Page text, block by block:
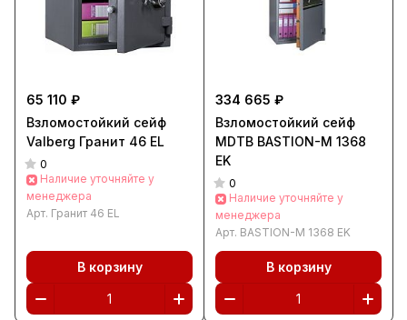
65 110 ₽
Взломостойкий сейф
Valberg Гранит 46 EL
0
Наличие уточняйте у
менеджера
Арт. Гранит 46 EL
В корзину
334 665 ₽
Взломостойкий сейф
MDTB BASTION-M 1368
EK
0
Наличие уточняйте у
менеджера
Арт. BASTION-M 1368 EK
В корзину